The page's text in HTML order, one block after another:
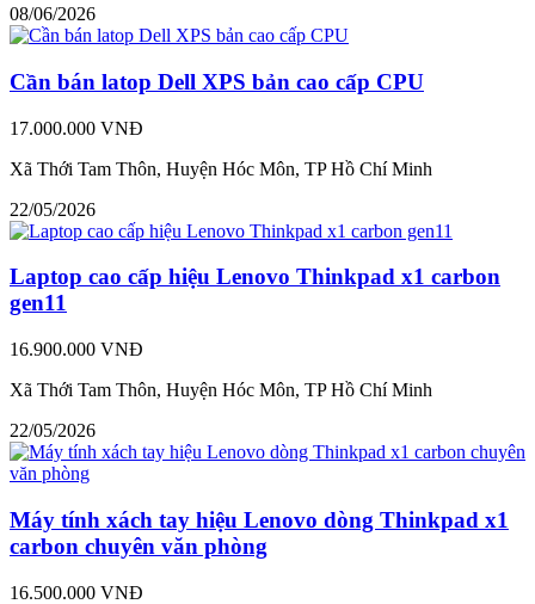
08/06/2026
Cần bán latop Dell XPS bản cao cấp CPU
17.000.000 VNĐ
Xã Thới Tam Thôn, Huyện Hóc Môn, TP Hồ Chí Minh
22/05/2026
Laptop cao cấp hiệu Lenovo Thinkpad x1 carbon
gen11
16.900.000 VNĐ
Xã Thới Tam Thôn, Huyện Hóc Môn, TP Hồ Chí Minh
22/05/2026
Máy tính xách tay hiệu Lenovo dòng Thinkpad x1
carbon chuyên văn phòng
16.500.000 VNĐ